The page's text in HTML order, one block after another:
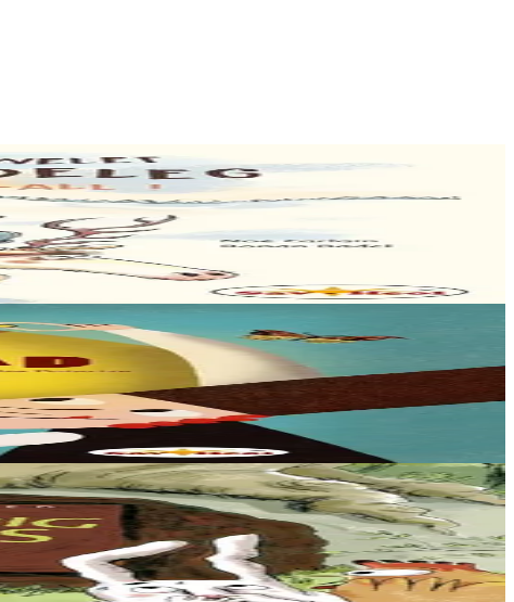
par la cheminée....
laboure le champ...
yeux...